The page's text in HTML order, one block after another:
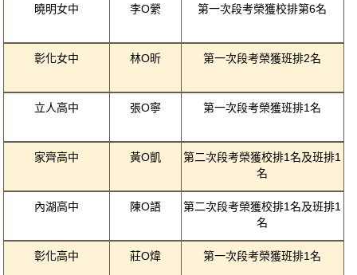
曉明女中 李O縈 第一次段考榮獲校排第6名
彰化女中 林O昕 第一次段考榮獲班排2名
立人高中 張O寧 第一次段考榮獲班排1名
家齊高中 黃O凱
第二次段考榮獲校排1名及班排1
名
內湖高中 陳O語
第二次段考榮獲校排1名及班排1
名
彰化高中 莊O煒 第一次段考榮獲班排1名